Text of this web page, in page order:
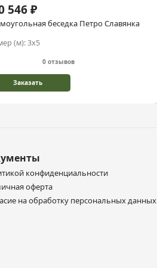
546 ₽
беседка Петро Славянка
(м):3х5
0 отзывов
Заказать
конфиденциальности
оферта
на обработку персональных данных